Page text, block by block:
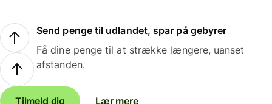
Send penge til udlandet, spar på gebyrer
Få dine penge til at strække længere, uanset
afstanden.
Tilmeld dig Lær mere